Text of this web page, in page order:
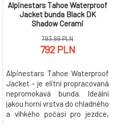
Alpinestars Tahoe Waterproof
Jacket bunda Black DK
Shadow Cerami
793.99 PLN
792 PLN
Alpinestars Tahoe Waterproof
Jacket - je elitní propracovaná
nepromokavá bunda. Ideální
jakou horní vrstva do chladného
a vlhkého počasí pro jezdce,